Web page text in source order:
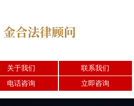
关于我们
联系我们
电话咨询 立即咨询